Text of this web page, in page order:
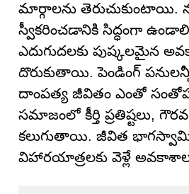
మార్గాలను తెరుచుకుంటాయి.
స్వీకరించడానికి సిద్ధంగా
ఎదుగుదలకు పుష్కలమైన
దొరుకుతాయి. పెండింగ్ పనులన్నీ
దాంపత్య జీవితం ఎంతో
సమాజంలో కీర్తి ప్రతిష్టలు,
కలుగుతాయి. జీవిత
విహారయాత్రలకు వెళ్లే